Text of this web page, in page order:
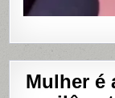
Mulher é